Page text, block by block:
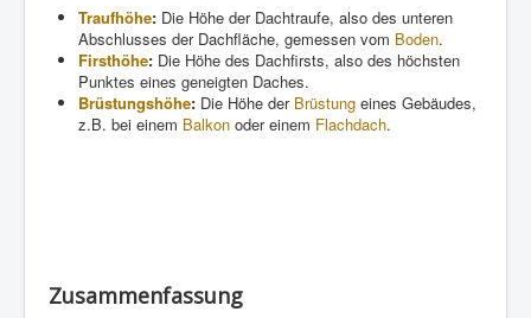
Traufhöhe: Die Höhe der Dachtraufe, also des unteren
Abschlusses der Dachfläche, gemessen vom Boden.
Firsthöhe: Die Höhe des Dachfirsts, also des höchsten
Punktes eines geneigten Daches.
Brüstungshöhe: Die Höhe der Brüstung eines Gebäudes,
z.B. bei einem Balkon oder einem Flachdach.
Zusammenfassung